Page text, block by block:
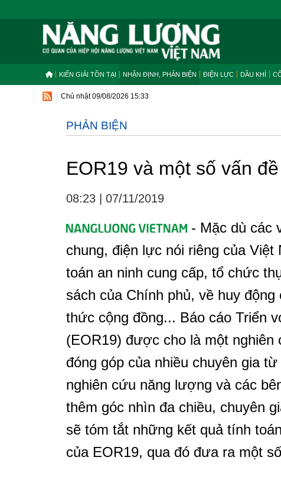
KIẾN GIẢI TỒN TẠI NHẬN ĐỊNH, PHẢN BIỆN ĐIỆN LỰC DẦU KHÍ
Chủ nhật 09/08/2026 15:33
PHẢN BIỆN
EOR19 và một số vấn
08:23 07/11/2019
- Mặc dù các
chung, điện lực nói riêng của
toán an ninh cung cấp, tổ chức
sách của Chính phủ, về huy
thức cộng đồng... Báo cáo Triển
(EOR19) được cho là một
đóng góp của nhiều chuyên gia
nghiên cứu năng lượng và các
thêm góc nhìn đa chiều, chuyên
sẽ tóm tắt những kết quả tính
của EOR19, qua đó đưa ra một